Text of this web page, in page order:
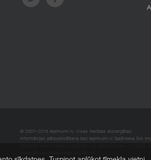
© 2007–2018 Iepirkumi.lv. Visas tiesības aizsargātas.
Informācijas pārpublicēšana bez iepirkumi.lv īpašnieka SIA